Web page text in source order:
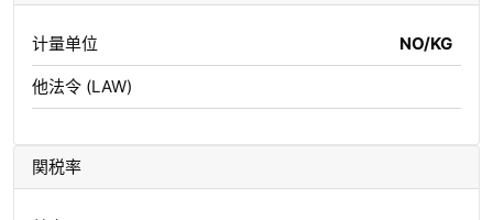
计量单位 NO/KG
他法令 (LAW)
関税率